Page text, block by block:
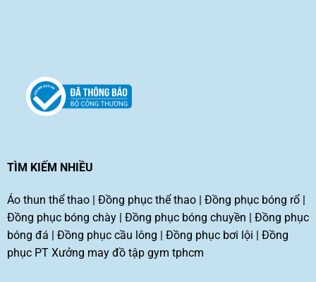
TÌM KIẾM NHIỀU
Áo thun thể thao| Đồng phục thể thao| Đồng phục bóng rổ|
Đồng phục bóng chày| Đồng phục bóng chuyền
Đồng phục
bóng đá
Đồng phục cầu lông Đồng phục bơi lội
Đồng
phục PT Xưởng may đồ tập gym tphcm